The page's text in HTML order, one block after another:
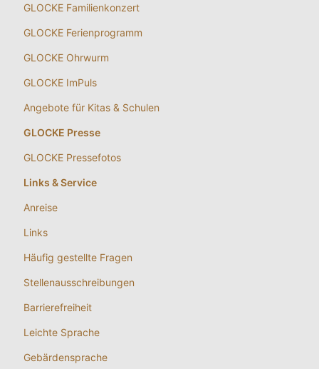
GLOCKE Familienkonzert
GLOCKE Ferienprogramm
GLOCKE Ohrwurm
GLOCKE ImPuls
Angebote für Kitas & Schulen
GLOCKE Presse
GLOCKE Pressefotos
Links & Service
Anreise
Links
Häufig gestellte Fragen
Stellenausschreibungen
Barrierefreiheit
Leichte Sprache
Gebärdensprache